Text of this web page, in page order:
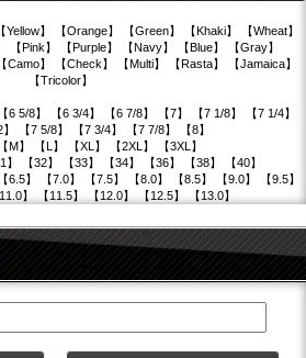
】 【Orange】 【Green】 【Khaki】 【Wheat】
【Pink】 【Purple】 【Navy】 【Blue】 【Gray】
Camo】 【Check】 【Multi】 【Rasta】 【Jamaica】
【Tricolor】
5/8】 【6 3/4】 【6 7/8】 【7】 【7 1/8】 【7 1/4】
】 【7 5/8】 【7 3/4】 【7 7/8】 【8】
M】 【L】 【XL】 【2XL】 【3XL】
】 【32】 【33】 【34】 【36】 【38】 【40】
6.5】 【7.0】 【7.5】 【8.0】 【8.5】 【9.0】 【9.5】
】 【11.5】 【12.0】 【12.5】 【13.0】